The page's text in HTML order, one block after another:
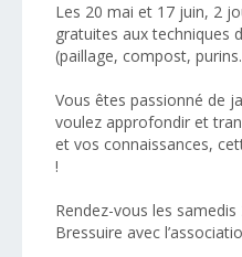
Les 20 mai et 17 juin, 2
gratuites aux techniques
(paillage, compost,
Vous êtes passionné de
voulez approfondir et
et vos connaissances,
!
Rendez-vous les
Bressuire avec